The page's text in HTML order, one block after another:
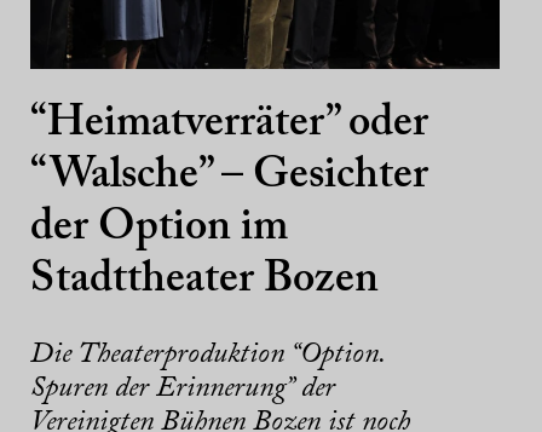
“Heimatverräter” oder
“Walsche” – Gesichter
der Option im
Stadttheater Bozen
Die Theaterproduktion “Option.
Spuren der Erinnerung” der
Vereinigten Bühnen Bozen ist noch